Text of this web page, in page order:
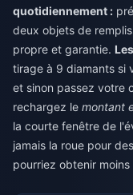
quotidiennement :
deux objets de
propre et garantie.
tirage à 9 diamants si
et sinon passez votre
rechargez le montant
la courte fenêtre de
jamais la roue pour
pourriez obtenir moins